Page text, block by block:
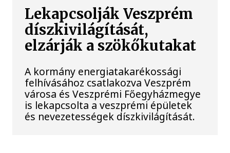
Lekapcsolják Veszprém
díszkivilágítását,
elzárják a szökőkutakat
A kormány energiatakarékossági
felhívásához csatlakozva Veszprém
városa és Veszprémi Főegyházmegye
is lekapcsolta a veszprémi épületek
és nevezetességek díszkivilágítását.